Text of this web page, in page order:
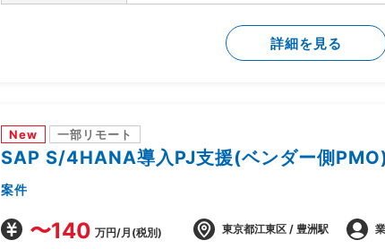
・ベンダー側、SAPコンサルタントポ
・財務会計管理および決算処理に関す
・固定資産管理、建設仮勘定領域の要件
詳細を見る
New 一部リモート
SAP S/4HANA導入PJ支援(ベンダー側
案件
〜140 万円/月(税別) 東京都江東区 / 豊洲駅